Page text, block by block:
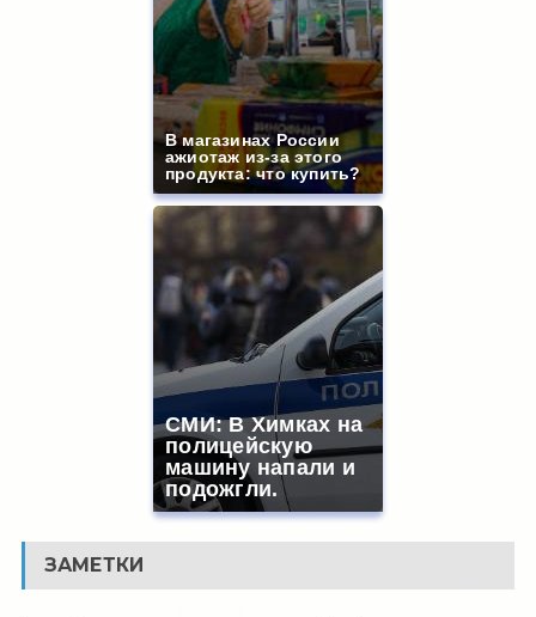
В магазинах России
ажиотаж из-за этого
продукта: что купить?
СМИ: В Химках на
полицейскую
машину напали и
подожгли.
ЗАМЕТКИ